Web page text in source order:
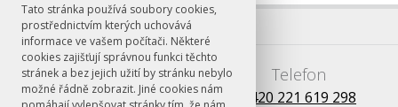
Tato stránka používá soubory cookies,
prostřednictvím kterých uchovává
informace ve vašem počítači. Některé
cookies zajišťují správnou funkci těchto
stránek a bez jejich užití by stránku nebylo
možné řádně zobrazit. Jiné cookies nám
E-mail
books@ff.cuni.cz
Telefon
+420 221 619 298